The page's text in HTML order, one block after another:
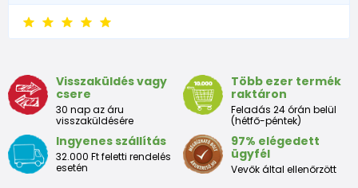
74
86 12-18 hónapok 81 - 86
18-24
měshónapok
87 - 92
98 93 - 98
Visszaküldés vagy
csere
30 nap az áru
visszaküldésére
Több ezer termék
raktáron
Feladás 24 órán belül
(hétfő-péntek)
Ingyenes szállítás
32.000 Ft feletti rendelés
esetén
97% elégedett
ügyfél
Vevők által ellenőrzött